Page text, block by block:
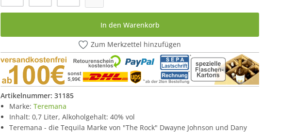
In den Warenkorb
Zum Merkzettel hinzufügen
Artikelnummer: 31185
Marke: Teremana
Inhalt: 0,7 Liter, Alkoholgehalt: 40% vol
Teremana - die Tequila Marke von "The Rock" Dwayne Johnson und Dany